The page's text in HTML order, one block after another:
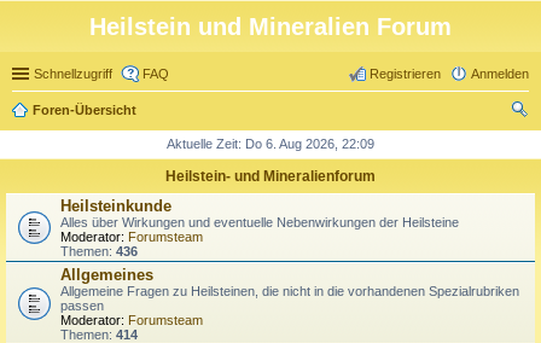
Heilstein und Mineralien Forum
Schnellzugriff FAQ Anmelden
Registrieren
Foren-Übersicht
Aktuelle Zeit: Do 6. Aug 2026, 22:09
Heilstein- und Mineralienforum
Heilsteinkunde
Alles über Wirkungen und eventuelle Nebenwirkungen der Heilsteine
Moderator: Forumsteam
Themen: 436
Allgemeines
Allgemeine Fragen zu Heilsteinen, die nicht in die vorhandenen Spezialrubriken
passen
Moderator: Forumsteam
Themen: 414